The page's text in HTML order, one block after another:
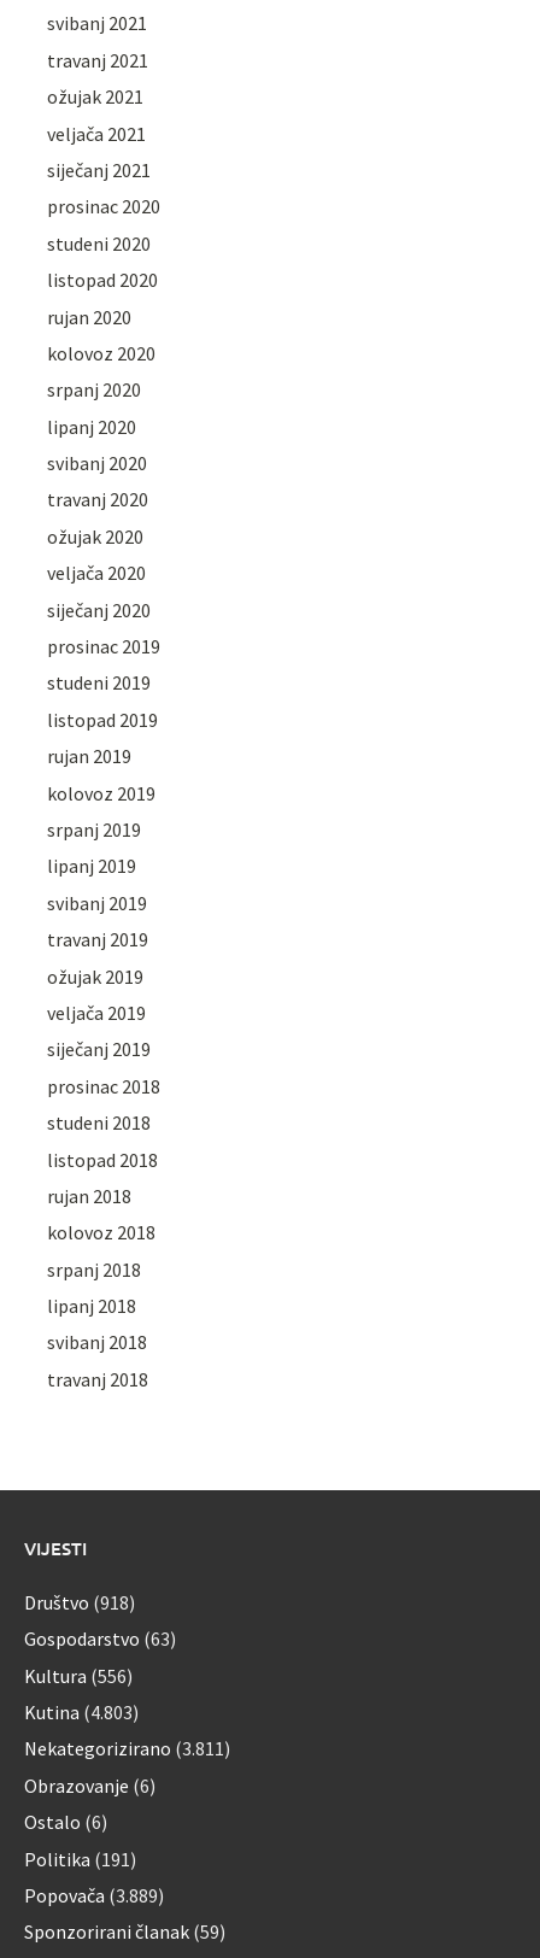
svibanj 2021
travanj 2021
ožujak 2021
veljača 2021
siječanj 2021
prosinac 2020
studeni 2020
listopad 2020
rujan 2020
kolovoz 2020
srpanj 2020
lipanj 2020
svibanj 2020
travanj 2020
ožujak 2020
veljača 2020
siječanj 2020
prosinac 2019
studeni 2019
listopad 2019
rujan 2019
kolovoz 2019
srpanj 2019
lipanj 2019
svibanj 2019
travanj 2019
ožujak 2019
veljača 2019
siječanj 2019
prosinac 2018
studeni 2018
listopad 2018
rujan 2018
kolovoz 2018
srpanj 2018
lipanj 2018
svibanj 2018
travanj 2018
VIJESTI
Društvo (918)
Gospodarstvo (63)
Kultura (556)
Kutina (4.803)
Nekategorizirano (3.811)
Obrazovanje (6)
Ostalo (6)
Politika (191)
Popovača (3.889)
Sponzorirani članak (59)